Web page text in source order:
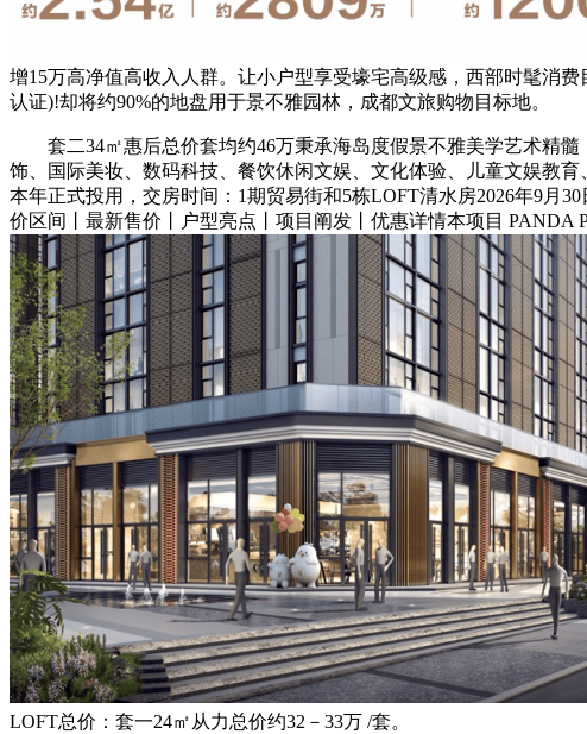
增15万高净值高收入人群。让小户型享受壕宅高级感，西部时髦消
认证)!却将约90%的地盘用于景不雅园林，成都文旅购物目标地。
套二34㎡惠后总价套均约46万秉承海岛度假景不雅美学艺术精髓
饰、国际美妆、数码科技、餐饮休闲文娱、文化体验、儿童文娱教
本年正式投用，交房时间：1期贸易街和5栋LOFT清水房2026年9月
价区间丨最新售价丨户型亮点丨项目阐发丨优惠详情本项目 PANDA
LOFT总价：套一24㎡从力总价约32－33万 /套。